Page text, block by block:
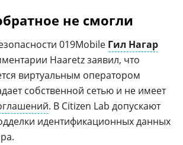
не смогли
019Mobile Гил Нагар
Haaretz заявил, что
виртуальным оператором
собственной сетью и не имеет
. В Citizen Lab допускают
идентификационных данных